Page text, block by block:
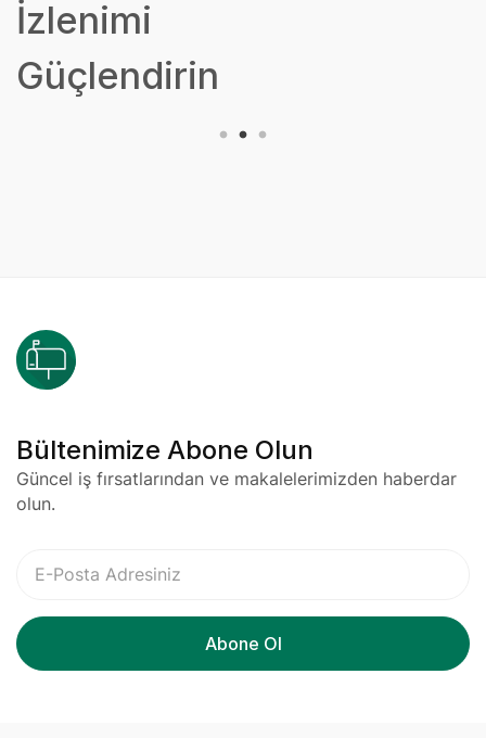
İzlenimi
Güçlendirin
Bültenimize Abone Olun
Güncel iş fırsatlarından ve makalelerimizden haberdar
olun.